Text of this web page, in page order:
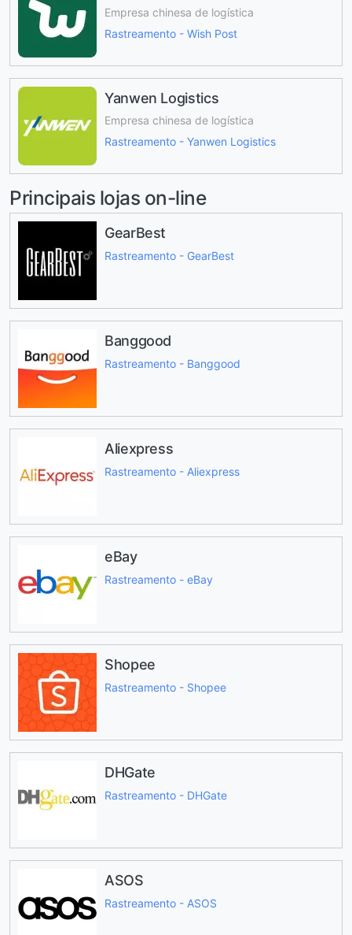
Empresa chinesa de logística
Rastreamento - Wish Post
Yanwen Logistics
Empresa chinesa de logística
Rastreamento - Yanwen Logistics
Principais lojas on-line
GearBest
Rastreamento - GearBest
Banggood
Rastreamento - Banggood
Aliexpress
Rastreamento - Aliexpress
eBay
Rastreamento - eBay
Shopee
Rastreamento - Shopee
DHGate
Rastreamento - DHGate
ASOS
Rastreamento - ASOS